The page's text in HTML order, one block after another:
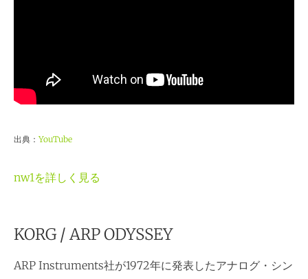
出典： YouTube
nw1を詳しく見る
KORG / ARP ODYSSEY
ARP Instruments社が1972年に発表したアナログ・シン